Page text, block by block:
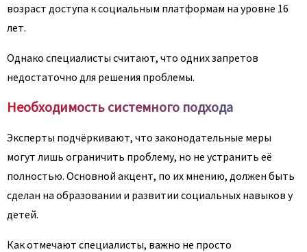
возраст доступа к социальным платформам на уровне 16
лет.
Однако специалисты считают, что одних запретов
недостаточно для решения проблемы.
Необходимость системного подхода
Эксперты подчёркивают, что законодательные меры
могут лишь ограничить проблему, но не устранить её
полностью. Основной акцент, по их мнению, должен быть
сделан на образовании и развитии социальных навыков у
детей.
Как отмечают специалисты, важно не просто